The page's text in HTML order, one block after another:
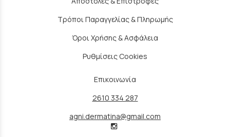
Τρόποι Παραγγελίας & Πληρωμής
Όροι Χρήσης & Ασφάλεια
Ρυθμίσεις Cookies
Επικοινωνία
2610 334 287
agni.dermatina@gmail.com